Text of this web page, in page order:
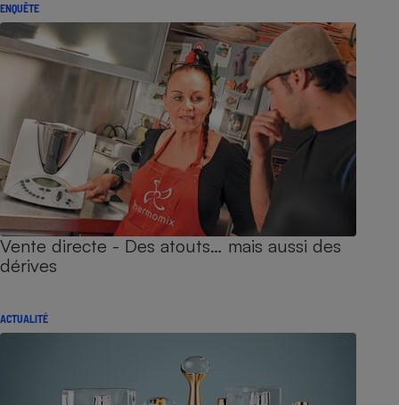
ENQUÊTE
Vente directe - Des atouts… mais aussi des
dérives
ACTUALITÉ